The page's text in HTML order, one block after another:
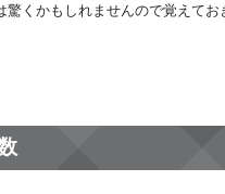
驚くかもしれませんので覚えてお